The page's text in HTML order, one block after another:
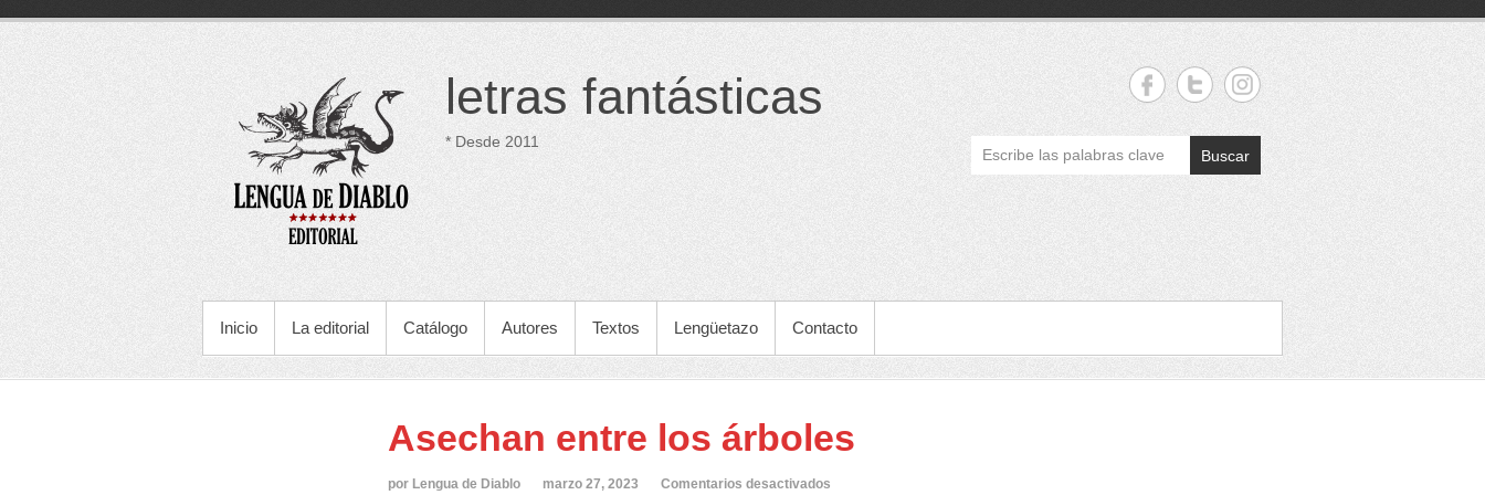
contenido
letras fantásticas
* Desde 2011
Buscar
MENÚ PRINCIPAL
Inicio La editorial Catálogo Autores Textos Lengüetazo Contacto
Asechan entre los árboles
por Lengua de Diablo marzo 27, 2023 Comentarios desactivados